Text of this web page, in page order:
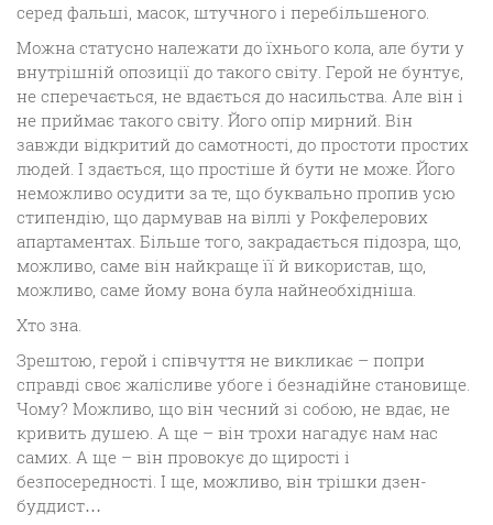
серед фальші, масок, штучного і перебільшеного.
Можна статусно належати до їхнього кола, але бути у
внутрішній опозиції до такого світу. Герой не бунтує,
не сперечається, не вдається до насильства. Але він і
не приймає такого світу. Його опір мирний. Він
завжди відкритий до самотності, до простоти простих
людей. І здається, що простіше й бути не може. Його
неможливо осудити за те, що буквально пропив усю
стипендію, що дармував на віллі у Рокфелерових
апартаментах. Більше того, закрадається підозра, що,
можливо, саме він найкраще її й використав, що,
можливо, саме йому вона була найнеобхідніша.
Хто зна.
Зрештою, герой і співчуття не викликає – попри
справді своє жалісливе убоге і безнадійне становище.
Чому? Можливо, що він чесний зі собою, не вдає, не
кривить душею. А ще – він трохи нагадує нам нас
самих. А ще – він провокує до щирості і
безпосередності. І ще, можливо, він трішки дзен-
буддист…